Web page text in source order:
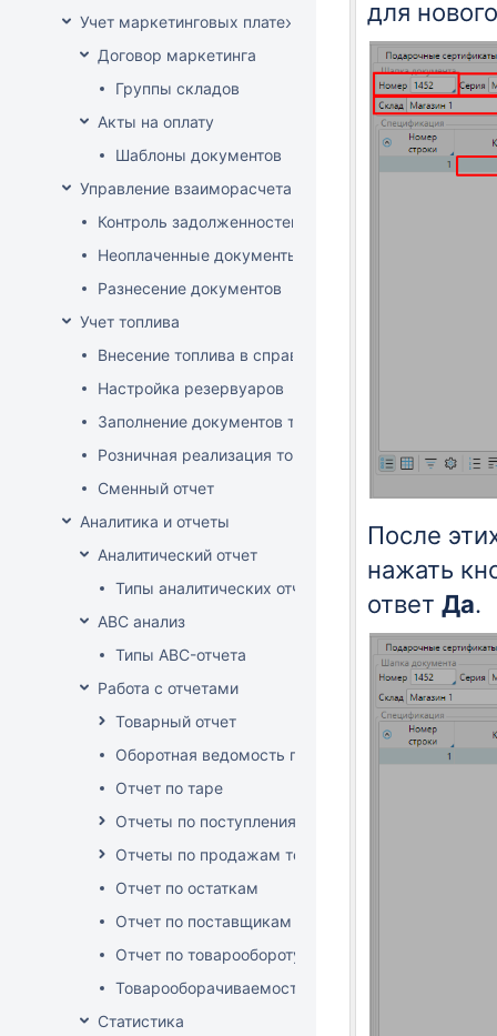
Учет маркетинговых платежей
Договор маркетинга
Группы складов
Акты на оплату
Шаблоны документов
Управление взаиморасчетами
Контроль задолженностей
Неоплаченные документы
Разнесение документов
Учет топлива
Внесение топлива в справочник товаров
Настройка резервуаров
Заполнение документов товародвижения
Розничная реализация топлива
Сменный отчет
Аналитика и отчеты
Аналитический отчет
Типы аналитических отчетов
ABC анализ
Типы ABC-отчета
Работа с отчетами
Товарный отчет
Оборотная ведомость по группам, товарам,
Отчет по таре
Отчеты по поступлениям товара
Отчеты по продажам товара
Отчет по остаткам
Отчет по поставщикам
Отчет по товарообороту
Товарооборачиваемость по поставщикам
Статистика
для
После
нажать
ответ Да.